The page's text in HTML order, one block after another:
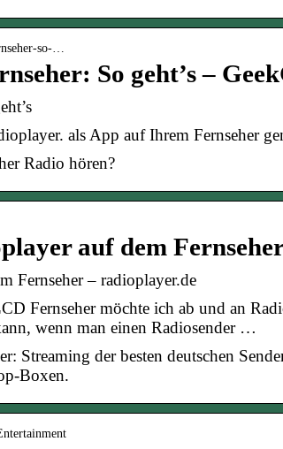
so-…
So geht’s –
als App auf Ihrem Fernseher
Radio hören?
auf dem
Fernseher – radioplayer.de
Fernseher möchte ich ab und an
wenn man einen Radiosender …
Streaming der besten deutschen
Boxen.